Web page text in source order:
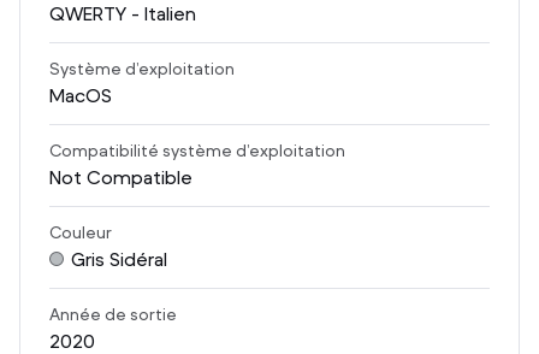
QWERTY - Italien
Système d’exploitation
MacOS
Compatibilité système d’exploitation
Not Compatible
Couleur
Gris Sidéral
Année de sortie
2020